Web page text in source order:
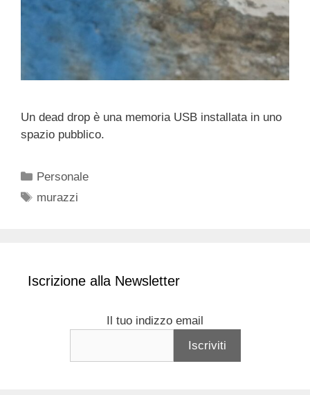
Un dead drop è una memoria USB installata in uno
spazio pubblico.
Categorie
Personale
Tag
murazzi
Iscrizione alla Newsletter
Il tuo indizzo email